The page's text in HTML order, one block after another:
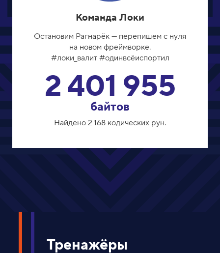
Команда Локи
Остановим Рагнарёк — перепишем с нуля
на новом фреймворке.
#локи_валит #одинвсёиспортил
2 401 955
байтов
Найдено 2 168 кодических рун.
Тренажёры